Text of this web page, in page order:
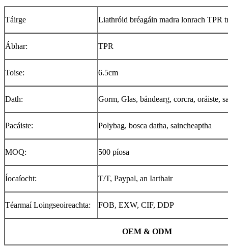
Táirge Liathróid bréagáin madra lonrach TPR
Ábhar: TPR
Toise: 6.5cm
Dath: Gorm, Glas, bándearg, corcra, oráiste,
Pacáiste: Polybag, bosca datha, saincheaptha
MOQ: 500 píosa
Íocaíocht: T/T, Paypal, an Iarthair
Téarmaí Loingseoireachta: FOB, EXW, CIF, DDP
OEM & ODM